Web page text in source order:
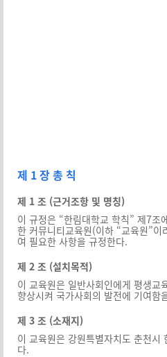
제 1 장 총 칙
제 1 조 (근거조항 및 명칭)
이 규정은 “한림대학교 학칙” 제7조
한 커뮤니티교육원(이하 “교육원”
여 필요한 사항을 규정한다.
제 2 조 (설치목적)
이 교육원은 일반사회인에게 평생교
향상시켜 국가사회의 발전에 기여함
제 3 조 (소재지)
이 교육원은 강원특별자치도 춘천시
다.